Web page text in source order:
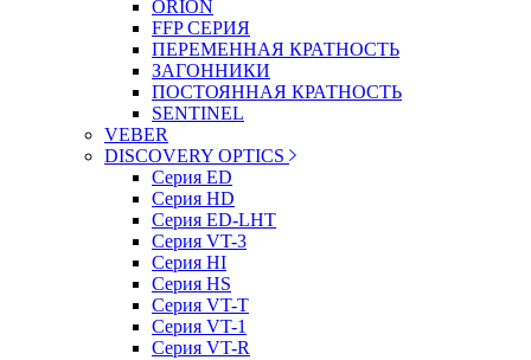
ORION
FFP СЕРИЯ
ПЕРЕМЕННАЯ КРАТНОСТЬ
ЗАГОННИКИ
ПОСТОЯННАЯ КРАТНОСТЬ
SENTINEL
VEBER
DISCOVERY OPTICS
Серия ED
Серия HD
Серия ED-LHT
Серия VT-3
Серия HI
Серия HS
Серия VT-T
Серия VT-1
Серия VT-R